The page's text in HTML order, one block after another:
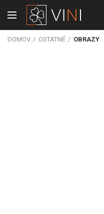
DOMOV OSTATNÉ OBRAZY